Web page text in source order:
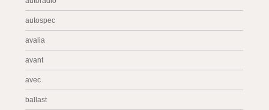
autospec
avalia
avant
avec
ballast